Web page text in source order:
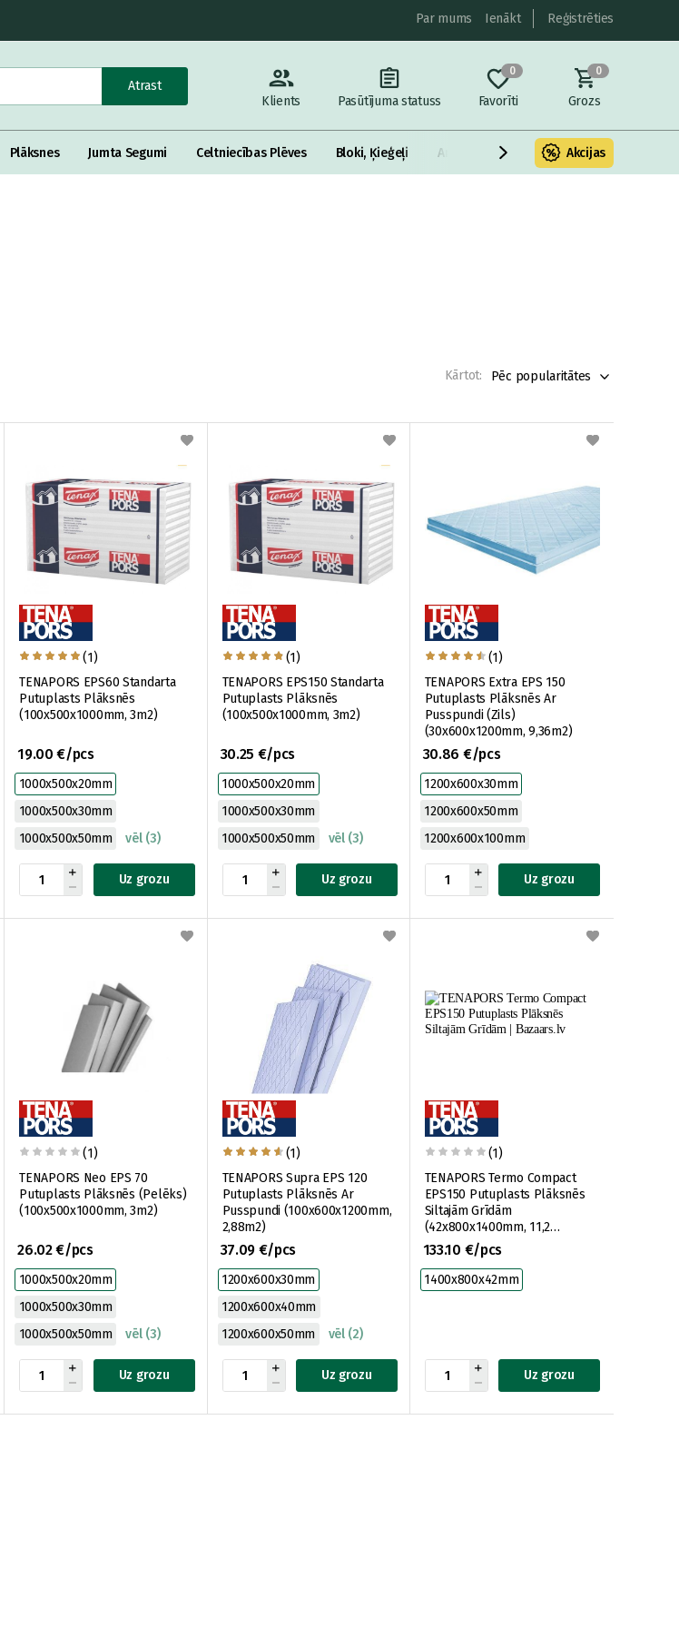
Par mums Ienākt Reģistrēties
Atrast
Klients
Pasūtījuma statuss
0
Favorīti
0
Grozs
Plāksnes Jumta Segumi Celtniecības Plēves Bloki, Ķieģeļi Armatūra un metāls Fasādes
Akcijas
Kārtot: Pēc popularitātes
(1)
TENAPORS EPS60 Standarta
Putuplasts Plāksnēs
(100x500x1000mm, 3m2)
19.00 €/pcs
1000x500x20mm
1000x500x30mm
1000x500x50mm
vēl (3)
Uz grozu
(1)
TENAPORS EPS150 Standarta
Putuplasts Plāksnēs
(100x500x1000mm, 3m2)
30.25 €/pcs
1000x500x20mm
1000x500x30mm
1000x500x50mm
vēl (3)
Uz grozu
(1)
TENAPORS Extra EPS 150
Putuplasts Plāksnēs Ar
Pusspundi (Zils)
(30x600x1200mm, 9,36m2)
30.86 €/pcs
1200x600x30mm
1200x600x50mm
1200x600x100mm
Uz grozu
(1)
TENAPORS Neo EPS 70
Putuplasts Plāksnēs (Pelēks)
(100x500x1000mm, 3m2)
26.02 €/pcs
1000x500x20mm
1000x500x30mm
1000x500x50mm
vēl (3)
Uz grozu
(1)
TENAPORS Supra EPS 120
Putuplasts Plāksnēs Ar
Pusspundi (100x600x1200mm,
2,88m2)
37.09 €/pcs
1200x600x30mm
1200x600x40mm
1200x600x50mm
vēl (2)
Uz grozu
(1)
TENAPORS Termo Compact
EPS150 Putuplasts Plāksnēs
Siltajām Grīdām
(42x800x1400mm, 11,2
m2/pak)
133.10 €/pcs
1400x800x42mm
Uz grozu